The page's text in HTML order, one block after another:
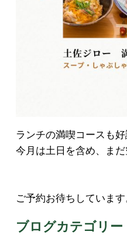
ランチの満喫コースも好
今月は土日を含め、まだ
ご予約お待ちしています
ブログカテゴリー